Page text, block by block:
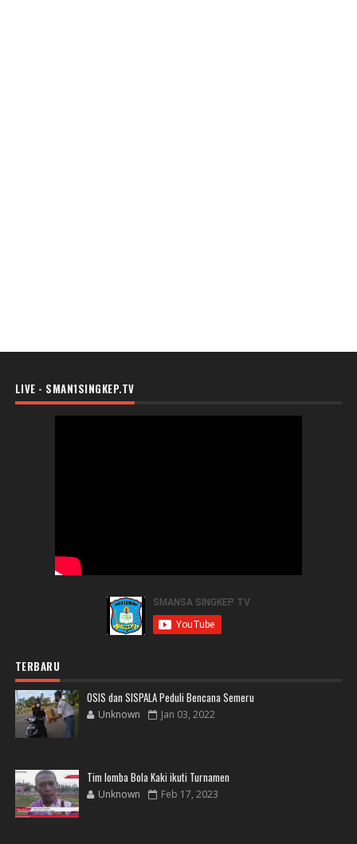
LIVE - SMAN1SINGKEP.TV
TERBARU
OSIS dan SISPALA Peduli Bencana Semeru
Unknown Jan 03, 2022
Tim lomba Bola Kaki ikuti Turnamen
Unknown Feb 17, 2023